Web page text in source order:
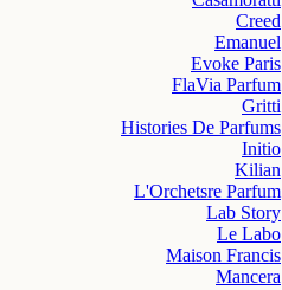
Creed
Emanuel
Evoke Paris
FlaVia Parfum
Gritti
Histories De Parfums
Initio
Kilian
L'Orchetsre Parfum
Lab Story
Le Labo
Maison Francis
Mancera